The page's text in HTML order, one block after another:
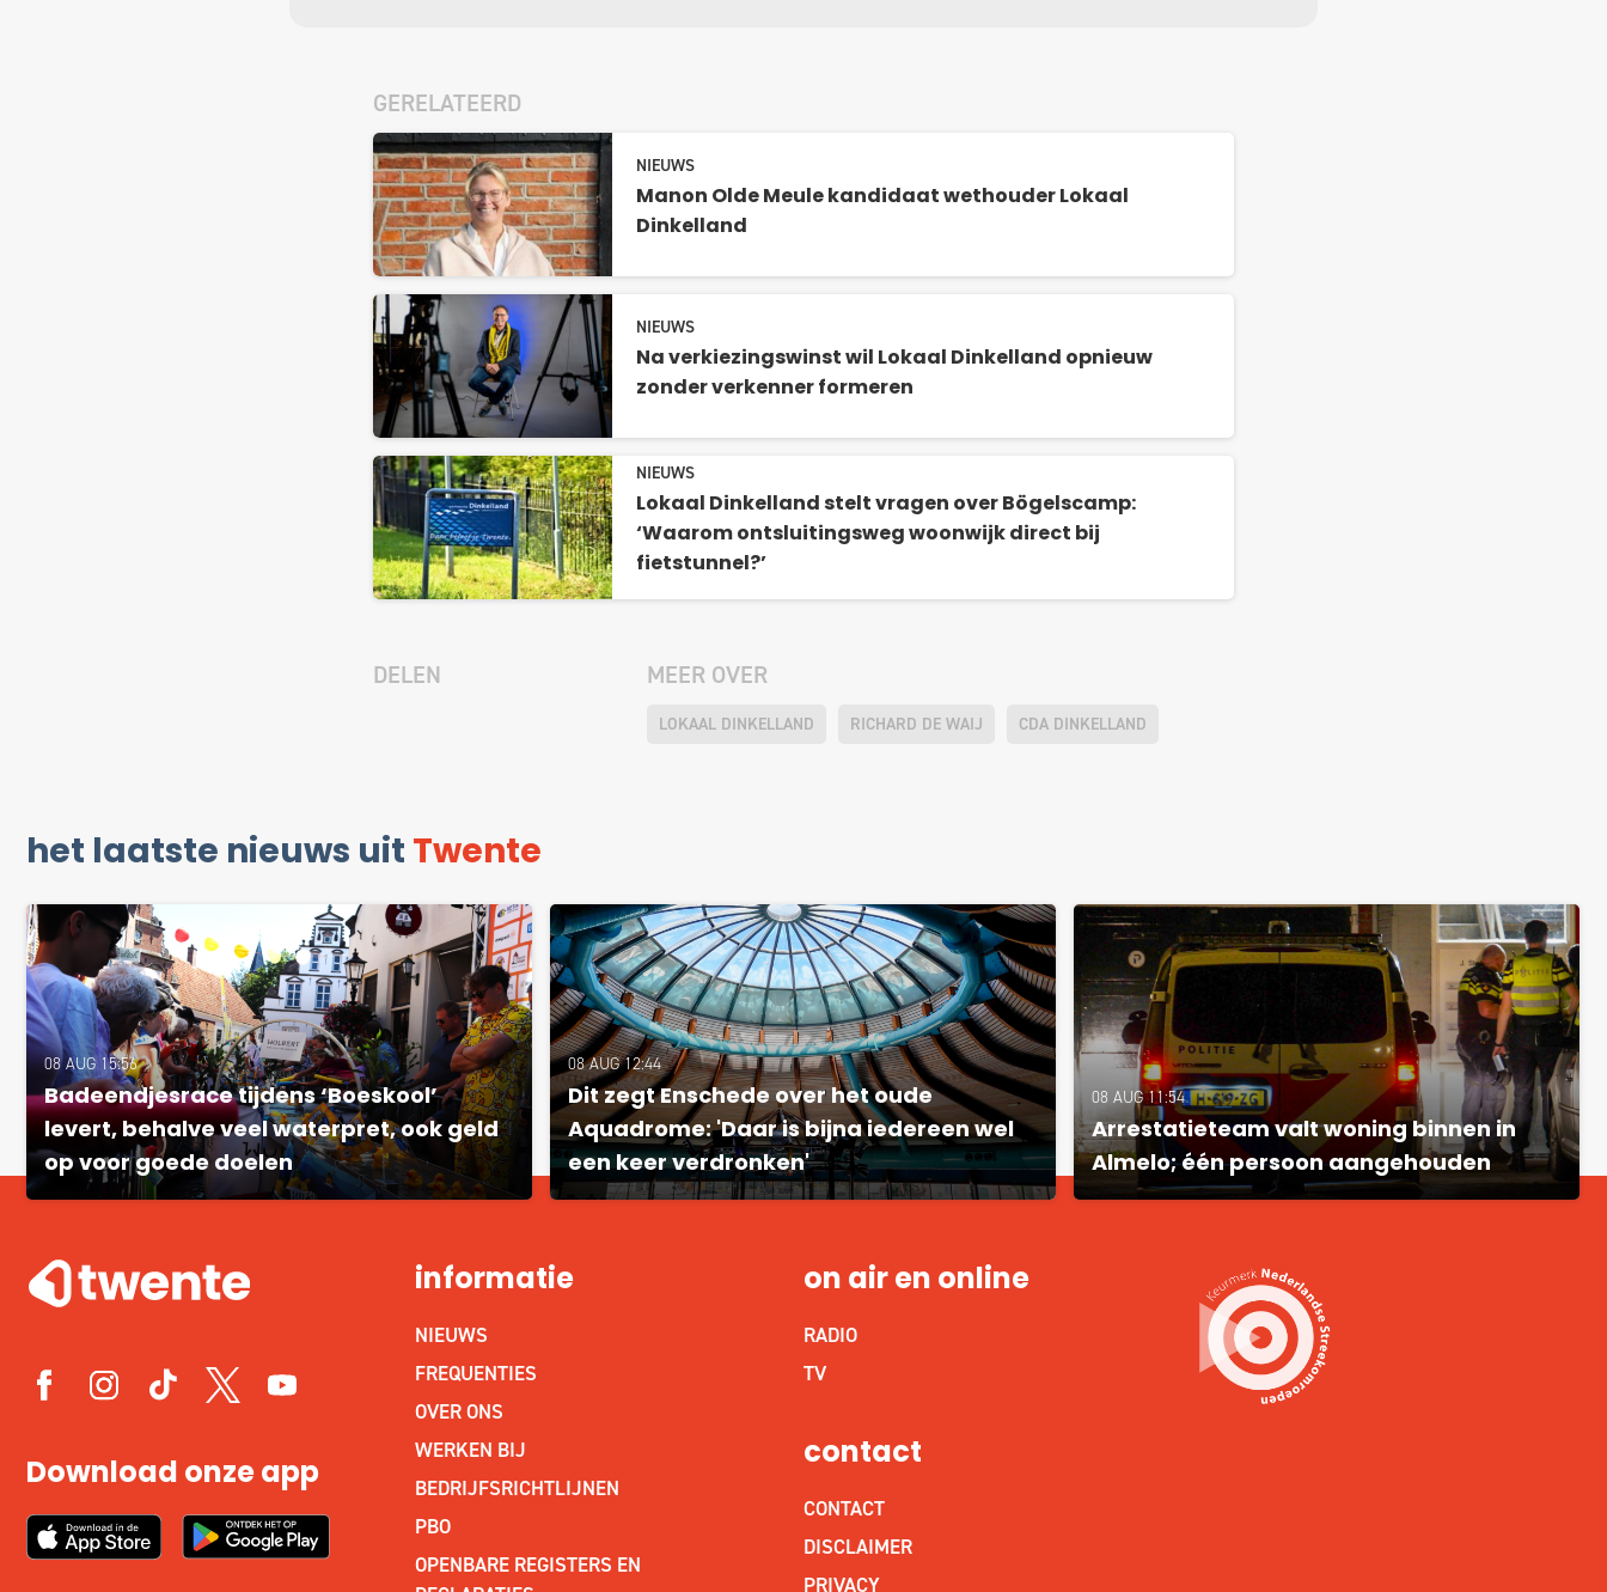
GERELATEERD
NIEUWS
Manon Olde Meule kandidaat wethouder Lokaal
Dinkelland
NIEUWS
Na verkiezingswinst wil Lokaal Dinkelland opnieuw
zonder verkenner formeren
NIEUWS
Lokaal Dinkelland stelt vragen over Bögelscamp:
‘Waarom ontsluitingsweg woonwijk direct bij
fietstunnel?’
DELEN MEER OVER
LOKAAL DINKELLAND RICHARD DE WAIJ CDA DINKELLAND
het laatste nieuws uit Twente
08 AUG 15:56
Badeendjesrace tijdens ‘Boeskool’
levert, behalve veel waterpret, ook geld
op voor goede doelen
08 AUG 12:44
Dit zegt Enschede over het oude
Aquadrome: 'Daar is bijna iedereen wel
een keer verdronken'
08 AUG 11:54
Arrestatieteam valt woning binnen in
Almelo; één persoon aangehouden
Download onze app
informatie
NIEUWS
FREQUENTIES
OVER ONS
WERKEN BIJ
BEDRIJFSRICHTLIJNEN
PBO
OPENBARE REGISTERS EN
on air en online
RADIO
TV
contact
CONTACT
DISCLAIMER
PRIVACY